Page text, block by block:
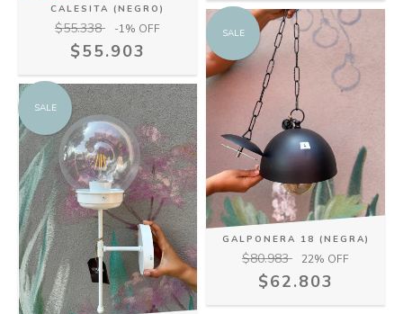
CALESITA (NEGRO)
$55.338 -1% OFF
$55.903
SALE
SALE
GALPONERA 18 (NEGRA)
$80.983 22% OFF
$62.803